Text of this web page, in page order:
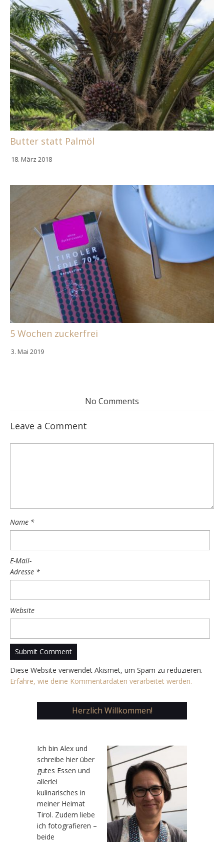
Butter statt Palmöl
18. März 2018
5 Wochen zuckerfrei
3. Mai 2019
No Comments
Leave a Comment
Name *
E-Mail-
Adresse *
Website
Diese Website verwendet Akismet, um Spam zu reduzieren.
Erfahre, wie deine Kommentardaten verarbeitet werden.
Herzlich Willkommen!
Ich bin Alex und
schreibe hier über
gutes Essen und
allerlei
kulinarisches in
meiner Heimat
Tirol. Zudem liebe
ich fotografieren –
beide